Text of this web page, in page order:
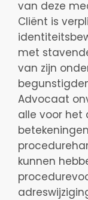
van deze
Cliënt is
met
van zijn
Advocaat
alle voor het
kunnen